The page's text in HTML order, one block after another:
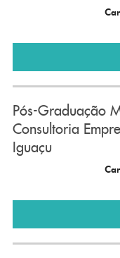
Pós-Graduação
Consultoria
Iguaçu